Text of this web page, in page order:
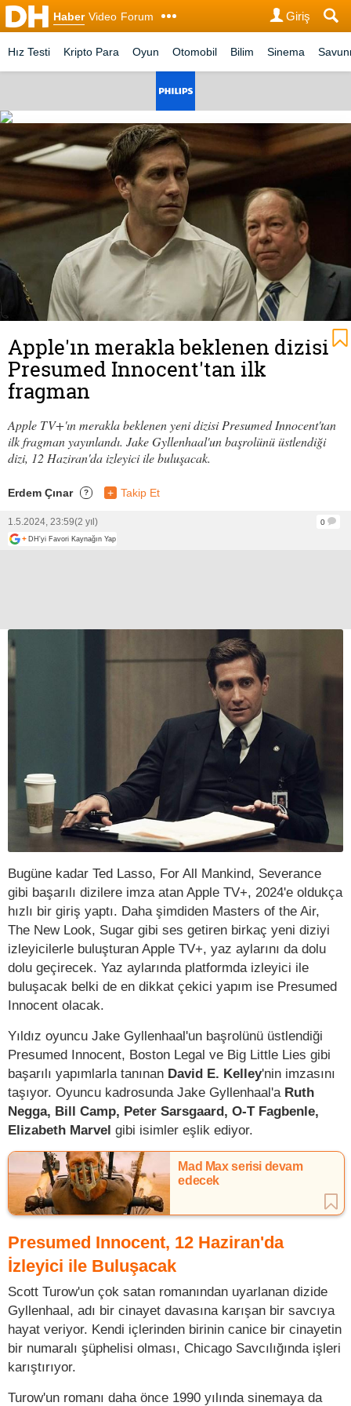
Haber Video Forum Giriş
Hız Testi Kripto Para Oyun Otomobil Bilim Sinema
Apple'ın merakla beklenen dizisi
Presumed Innocent'tan ilk
fragman
Apple TV+'ın merakla beklenen yeni dizisi Presumed Innocent'tan
ilk fragman yayınlandı. Jake Gyllenhaal'un başrolünü üstlendiği
dizi, 12 Haziran'da izleyici ile buluşacak.
Erdem Çınar ? + Takip Et
1.5.2024, 23:59(2 yıl)
0
+ DH'yi Favori Kaynağın Yap
Bugüne kadar Ted Lasso, For All Mankind, Severance
gibi başarılı dizilere imza atan Apple TV+, 2024'e oldukça
hızlı bir giriş yaptı. Daha şimdiden Masters of the Air,
The New Look, Sugar gibi ses getiren birkaç yeni diziyi
izleyicilerle buluşturan Apple TV+, yaz aylarını da dolu
dolu geçirecek. Yaz aylarında platformda izleyici ile
buluşacak belki de en dikkat çekici yapım ise Presumed
Innocent olacak.
Yıldız oyuncu Jake Gyllenhaal'un başrolünü üstlendiği
Presumed Innocent, Boston Legal ve Big Little Lies gibi
başarılı yapımlarla tanınan David E. Kelley'nin imzasını
taşıyor. Oyuncu kadrosunda Jake Gyllenhaal'a Ruth
Negga, Bill Camp, Peter Sarsgaard, O-T Fagbenle,
Elizabeth Marvel gibi isimler eşlik ediyor.
Mad Max serisi devam
edecek
Presumed Innocent, 12 Haziran'da
İzleyici ile Buluşacak
Scott Turow'un çok satan romanından uyarlanan dizide
Gyllenhaal, adı bir cinayet davasına karışan bir savcıya
hayat veriyor. Kendi içlerinden birinin canice bir cinayetin
bir numaralı şüphelisi olması, Chicago Savcılığında işleri
karıştırıyor.
Turow'un romanı daha önce 1990 yılında sinemaya da